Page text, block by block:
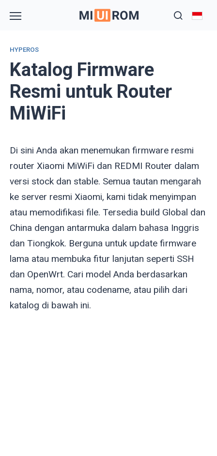
HYPEROS
Katalog Firmware
Resmi untuk Router
MiWiFi
Di sini Anda akan menemukan firmware resmi
router Xiaomi MiWiFi dan REDMI Router dalam
versi stock dan stable. Semua tautan mengarah
ke server resmi Xiaomi, kami tidak menyimpan
atau memodifikasi file. Tersedia build Global dan
China dengan antarmuka dalam bahasa Inggris
dan Tiongkok. Berguna untuk update firmware
lama atau membuka fitur lanjutan seperti SSH
dan OpenWrt. Cari model Anda berdasarkan
nama, nomor, atau codename, atau pilih dari
katalog di bawah ini.